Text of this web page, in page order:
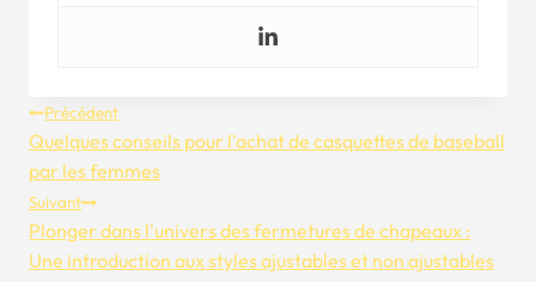
Navigation
De
L’article
Précédent
Quelques conseils pour l'achat de casquettes de baseball
par les femmes
Suivant
Plonger dans l'univers des fermetures de chapeaux :
Une introduction aux styles ajustables et non ajustables